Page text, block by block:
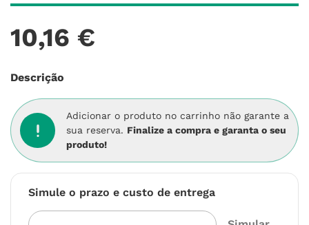
10,16 €
Descrição
Adicionar o produto no carrinho não garante a
sua reserva. Finalize a compra e garanta o seu
produto!
Simule o prazo e custo de entrega